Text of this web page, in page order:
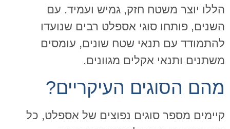
הללו יוצר משטח חזק, גמיש ועמיד. עם
השנים, פותחו סוגי אספלט רבים שנועדו
להתמודד עם תנאי שטח שונים, עומסים
משתנים ותנאי אקלים מגוונים.
מהם הסוגים העיקריים?
קיימים מספר סוגים נפוצים של אספלט, כל